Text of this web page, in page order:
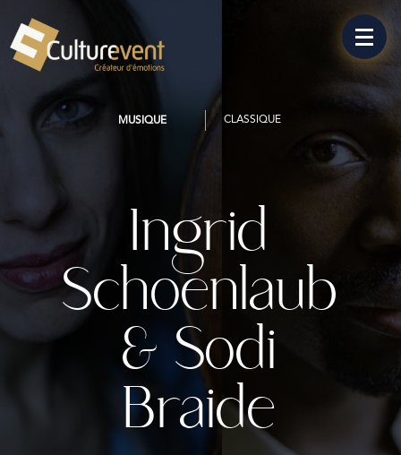
MUSIQUE CLASSIQUE
Ingrid
Schoenlaub
& Sodi
Braide